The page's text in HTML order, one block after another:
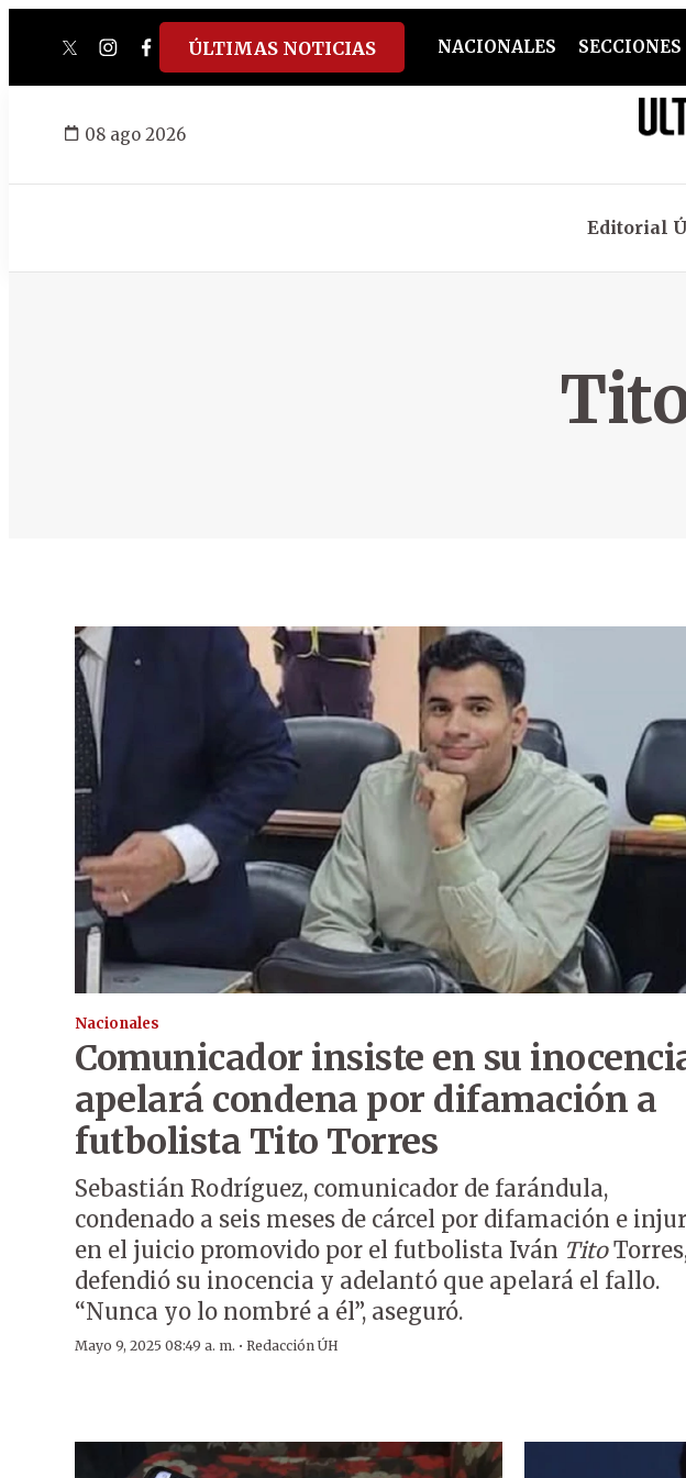
twitterinstagram
facebook
tiktokyoutube
spotify
ÚLTIMAS NOTICIAS NACIONALES SECCIONES
08 ago 2026
Editorial
Nacionales
Comunicador insiste en su
apelará condena por difamación a
futbolista Tito Torres
Sebastián Rodríguez, comunicador de farándula,
condenado a seis meses de cárcel por difamación e
en el juicio promovido por el futbolista Iván Tito
defendió su inocencia y adelantó que apelará el fallo.
“Nunca yo lo nombré a él”, aseguró.
Mayo 9, 2025 08:49 a. m. · Redacción ÚH